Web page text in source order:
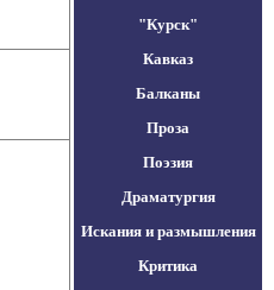
"Курск"
Кавказ
Балканы
Проза
Поэзия
Драматургия
Искания и размышления
Критика